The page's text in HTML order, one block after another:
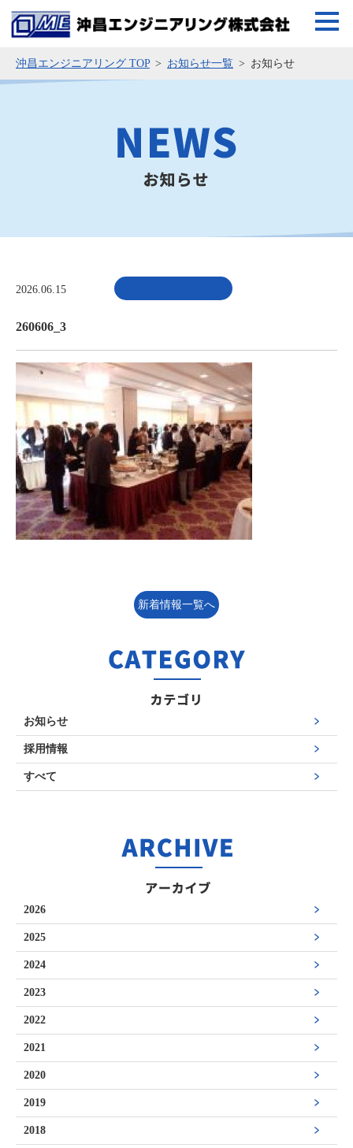
沖昌エンジニアリング TOP お知らせ一覧 お知らせ
2026.06.15
260606_3
新着情報一覧へ
お知らせ
採用情報
すべて
2026
2025
2024
2023
2022
2021
2020
2019
2018